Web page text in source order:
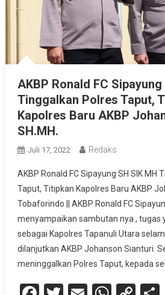
AKBP Ronald FC Sipayung
Tinggalkan Polres Taput,
Kapolres Baru AKBP
SH.MH.
Juli 17, 2022 Redaks
AKBP Ronald FC Sipayung SH SIK MH
Taput, Titipkan Kapolres Baru AKBP
Tobaforindo || AKBP Ronald FC
menyampaikan sambutan nya , tugas
sebagai Kapolres Tapanuli Utara
dilanjutkan AKBP Johanson Sianturi.
meninggalkan Polres Taput, kepada